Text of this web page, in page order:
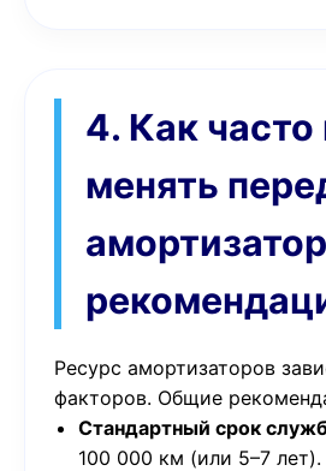
4. Как
менять
Ресурс амортизаторов
факторов. Общие
Стандартный срок
100 000 км (или 5–7 лет).